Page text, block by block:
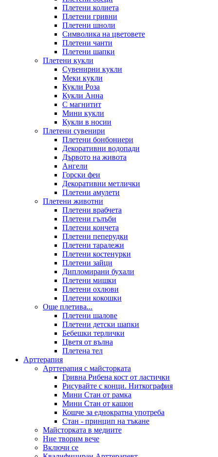
Плетени колиета
Плетени гривни
Плетени шноли
Символика на цветовете
Плетени чанти
Плетени шапки
Плетени кукли
Сувенирни кукли
Меки кукли
Кукли Роза
Кукли Анна
С магнитит
Мини кукли
Кукли в носии
Плетени сувенири
Плетени бонбониери
Декоративни водопади
Дървото на живота
Ангели
Горски феи
Декоративни метлички
Плетени амулети
Плетени животни
Плетени врабчета
Плетени гълъби
Плетени кончета
Плетени пеперудки
Плетени таралежи
Плетени костенурки
Плетени зайци
Дипломирани бухали
Плетени мишки
Плетени охлюви
Плетени кокошки
Още плетива...
Плетени шалове
Плетени детски шапки
Бебешки терлички
Цветя от вълна
Плетена тел
Арттерапия
Арттерапия с майсторката
Гривна Рибена кост от ластички
Рисувайте с конци. Ниткография
Мини Стан от рамка
Мини Стан от кашон
Кошче за еднократна употреба
Стан - принцип на тъкане
Майсторката в медиите
Ние творим вече
Включи се